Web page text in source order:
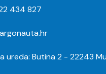
434 827
ureda: Butina 2 - 22243